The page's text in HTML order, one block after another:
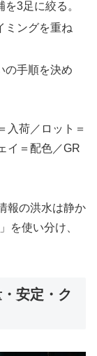
3足に絞る。
ミングを重ね
の手順を決め
入荷／ロット＝
イ＝配色／GR
報の洪水は静か
を使い分け、
安定・ク